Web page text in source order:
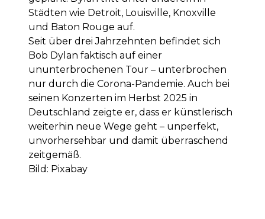
Städten wie Detroit, Louisville, Knoxville
und Baton Rouge auf.
Seit über drei Jahrzehnten befindet sich
Bob Dylan faktisch auf einer
ununterbrochenen Tour – unterbrochen
nur durch die Corona-Pandemie. Auch bei
seinen Konzerten im Herbst 2025 in
Deutschland zeigte er, dass er künstlerisch
weiterhin neue Wege geht – unperfekt,
unvorhersehbar und damit überraschend
zeitgemäß.
Bild: Pixabay